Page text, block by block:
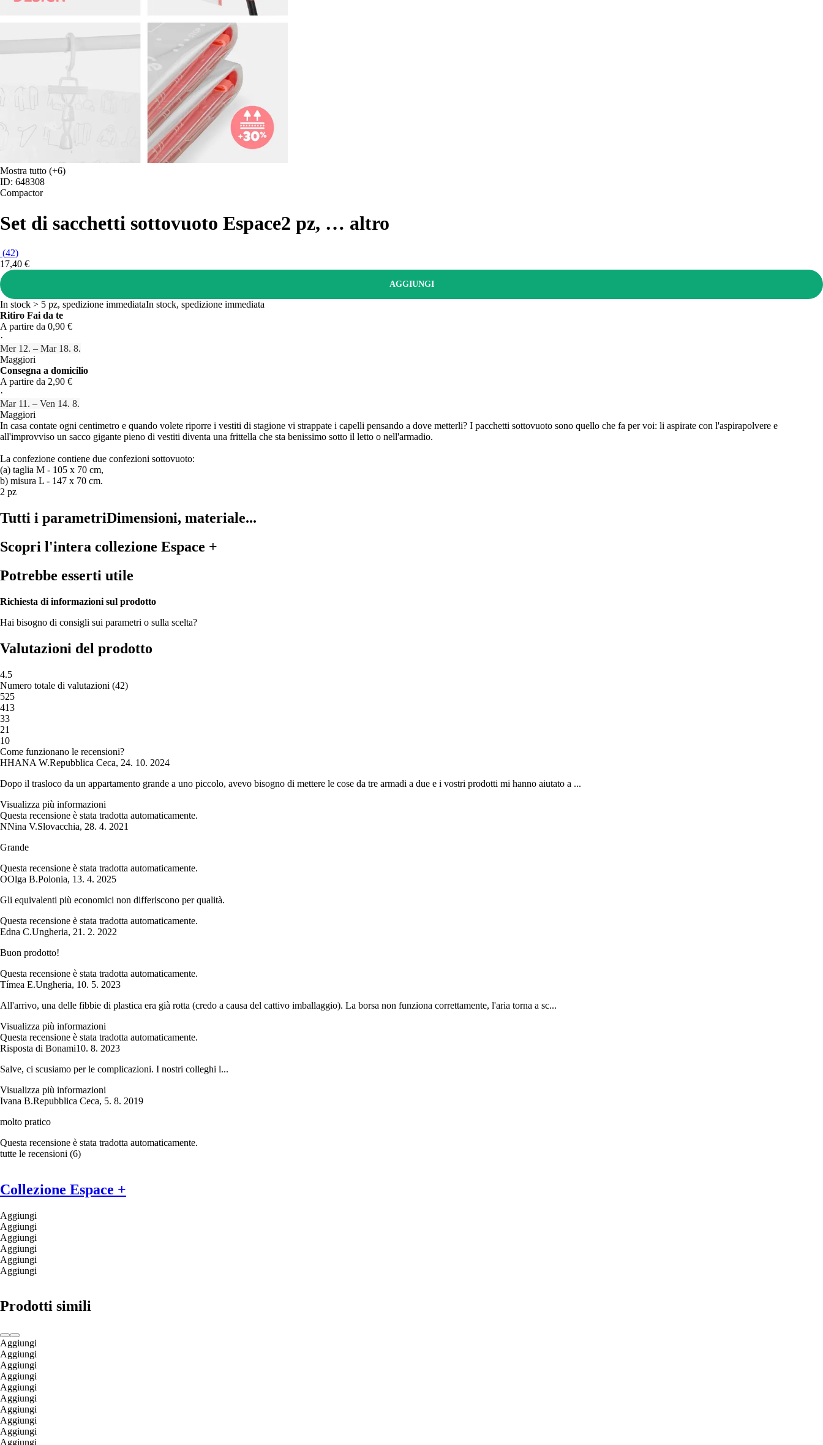
Mostra tutto (+6)
ID: 648308
Compactor
Set di sacchetti sottovuoto Espace2 pz, … altro
(42)
17,40 €
AGGIUNGI
In stock > 5 pz, spedizione immediataIn stock, spedizione immediata
Ritiro Fai da te
A partire da 0,90 €
·
Mer 12. – Mar 18. 8.
Maggiori
Consegna a domicilio
A partire da 2,90 €
·
Mar 11. – Ven 14. 8.
Maggiori
In casa contate ogni centimetro e quando volete riporre i vestiti di stagione vi strappate i capelli pensando a dove metterli? I pacchetti sottovuoto sono quello che fa per voi: li aspirate con l'aspirapolvere e
all'improvviso un sacco gigante pieno di vestiti diventa una frittella che sta benissimo sotto il letto o nell'armadio.
La confezione contiene due confezioni sottovuoto:
(a) taglia M - 105 x 70 cm,
b) misura L - 147 x 70 cm.
2 pz
Tutti i parametriDimensioni, materiale...
Scopri l'intera collezione Espace +
Potrebbe esserti utile
Richiesta di informazioni sul prodotto
Hai bisogno di consigli sui parametri o sulla scelta?
Valutazioni del prodotto
4.5
Numero totale di valutazioni (42)
525
413
33
21
10
Come funzionano le recensioni?
HHANA W.Repubblica Ceca, 24. 10. 2024
Dopo il trasloco da un appartamento grande a uno piccolo, avevo bisogno di mettere le cose da tre armadi a due e i vostri prodotti mi hanno aiutato a ...
Visualizza più informazioni
Questa recensione è stata tradotta automaticamente.
NNina V.Slovacchia, 28. 4. 2021
Grande
Questa recensione è stata tradotta automaticamente.
OOlga B.Polonia, 13. 4. 2025
Gli equivalenti più economici non differiscono per qualità.
Questa recensione è stata tradotta automaticamente.
Edna C.Ungheria, 21. 2. 2022
Buon prodotto!
Questa recensione è stata tradotta automaticamente.
Tímea E.Ungheria, 10. 5. 2023
All'arrivo, una delle fibbie di plastica era già rotta (credo a causa del cattivo imballaggio). La borsa non funziona correttamente, l'aria torna a sc...
Visualizza più informazioni
Questa recensione è stata tradotta automaticamente.
Risposta di Bonami10. 8. 2023
Salve, ci scusiamo per le complicazioni. I nostri colleghi l...
Visualizza più informazioni
Ivana B.Repubblica Ceca, 5. 8. 2019
molto pratico
Questa recensione è stata tradotta automaticamente.
tutte le recensioni (6)
Collezione Espace +
Aggiungi
Aggiungi
Aggiungi
Aggiungi
Aggiungi
Aggiungi
Prodotti simili
Aggiungi
Aggiungi
Aggiungi
Aggiungi
Aggiungi
Aggiungi
Aggiungi
Aggiungi
Aggiungi
Aggiungi